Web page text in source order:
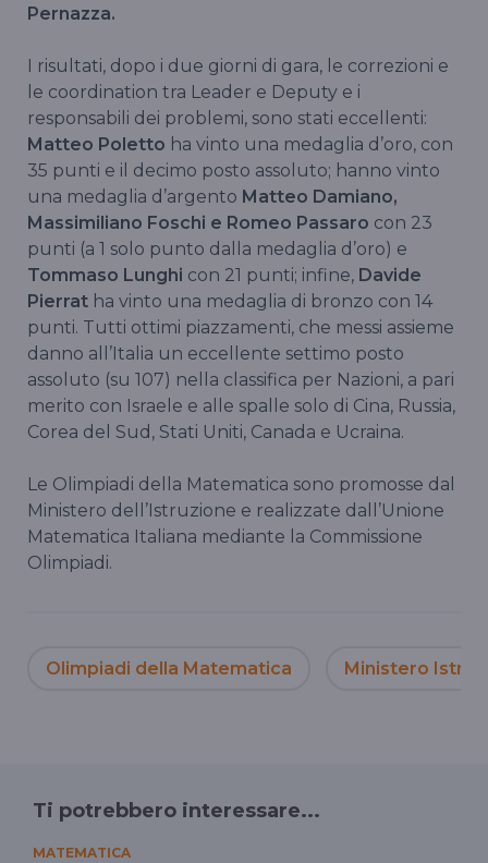
Pernazza.
I risultati, dopo i due giorni di gara, le correzioni e
le coordination tra Leader e Deputy e i
responsabili dei problemi, sono stati eccellenti:
Matteo Poletto ha vinto una medaglia d’oro, con
35 punti e il decimo posto assoluto; hanno vinto
una medaglia d’argento Matteo Damiano,
Massimiliano Foschi e Romeo Passaro con 23
punti (a 1 solo punto dalla medaglia d’oro) e
Tommaso Lunghi con 21 punti; infine, Davide
Pierrat ha vinto una medaglia di bronzo con 14
punti. Tutti ottimi piazzamenti, che messi assieme
danno all’Italia un eccellente settimo posto
assoluto (su 107) nella classifica per Nazioni, a pari
merito con Israele e alle spalle solo di Cina, Russia,
Corea del Sud, Stati Uniti, Canada e Ucraina.
Le Olimpiadi della Matematica sono promosse dal
Ministero dell’Istruzione e realizzate dall’Unione
Matematica Italiana mediante la Commissione
Olimpiadi.
Olimpiadi della Matematica Ministero
Ti potrebbero interessare...
MATEMATICA